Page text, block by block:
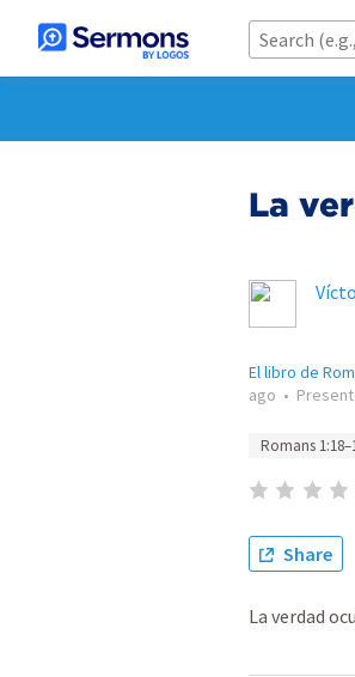
La
El libro de
ago •
Romans
Share
La verdad